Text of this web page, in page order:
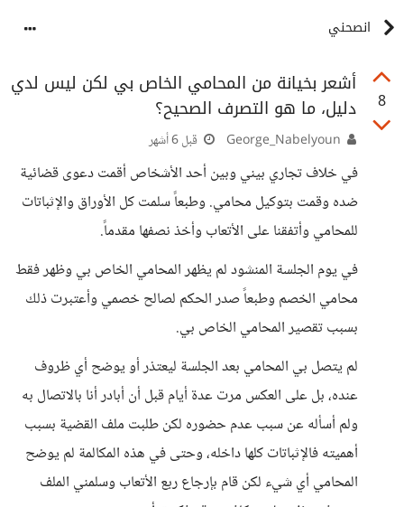
انصحني
8
أشعر بخيانة من المحامي الخاص بي لكن ليس لدي
دليل، ما هو التصرف الصحيح؟
قبل 6 أشهر
في خلاف تجاري بيني وبين أحد الأشخاص أقمت دعوى قضائية
ضده وقمت بتوكيل محامي. وطبعاً سلمت كل الأوراق والإثباتات
للمحامي وأتفقنا على الأتعاب وأخذ نصفها مقدماً.
في يوم الجلسة المنشود لم يظهر المحامي الخاص بي وظهر فقط
محامي الخصم وطبعاً صدر الحكم لصالح خصمي وأعتبرت ذلك
بسبب تقصير المحامي الخاص بي.
لم يتصل بي المحامي بعد الجلسة ليعتذر أو يوضح أي ظروف
عنده، بل على العكس مرت عدة أيام قبل أن أبادر أنا بالاتصال به
ولم أسأله عن سبب عدم حضوره لكن طلبت ملف القضية بسبب
أهميته فالإثباتات كلها داخله، وحتى في هذه المكالمة لم يوضح
المحامي أي شيء لكن قام بإرجاع ربع الأتعاب وسلمني الملف